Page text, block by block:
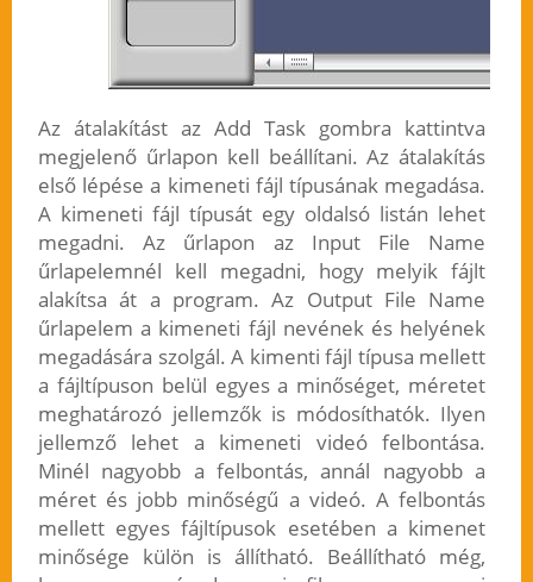
Az átalakítást az Add Task gombra kattintva
megjelenő űrlapon kell beállítani. Az átalakítás
első lépése a kimeneti fájl típusának megadása.
A kimeneti fájl típusát egy oldalsó listán lehet
megadni. Az űrlapon az Input File Name
űrlapelemnél kell megadni, hogy melyik fájlt
alakítsa át a program. Az Output File Name
űrlapelem a kimeneti fájl nevének és helyének
megadására szolgál. A kimenti fájl típusa mellett
a fájltípuson belül egyes a minőséget, méretet
meghatározó jellemzők is módosíthatók. Ilyen
jellemző lehet a kimeneti videó felbontása.
Minél nagyobb a felbontás, annál nagyobb a
méret és jobb minőségű a videó. A felbontás
mellett egyes fájltípusok esetében a kimenet
minősége külön is állítható. Beállítható még,